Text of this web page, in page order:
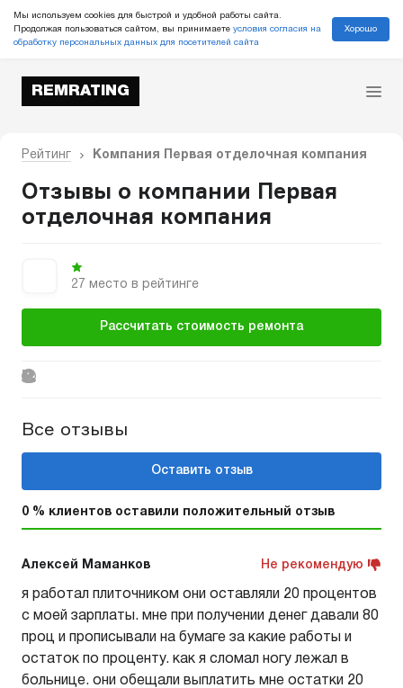
Мы используем cookies для быстрой и удобной работы сайта.
Продолжая пользоваться сайтом, вы принимаете условия согласия на
обработку персональных данных для посетителей сайта
Хорошо
REMRATING
Рейтинг Компания Первая отделочная компания
Отзывы о компании Первая
отделочная компания
27 место в рейтинге
Рассчитать стоимость ремонта
Все отзывы
Оставить отзыв
0 % клиентов оставили положительный отзыв
Алексей Маманков Не рекомендую
я работал плиточником они оставляли 20 процентов
с моей зарплаты. мне при получении денег давали 80
проц и прописывали на бумаге за какие работы и
остаток по проценту. как я сломал ногу лежал в
больнице. они обещали выплатить мне остатки 20